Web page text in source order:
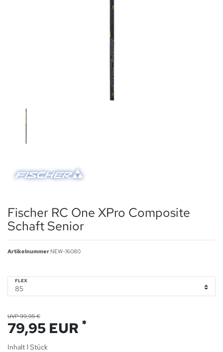
Fischer RC One XPro Composite
Schaft Senior
Artikelnummer NEW-16080
FLEX
UVP 99,95 €
79,95 EUR *
Inhalt1Stück